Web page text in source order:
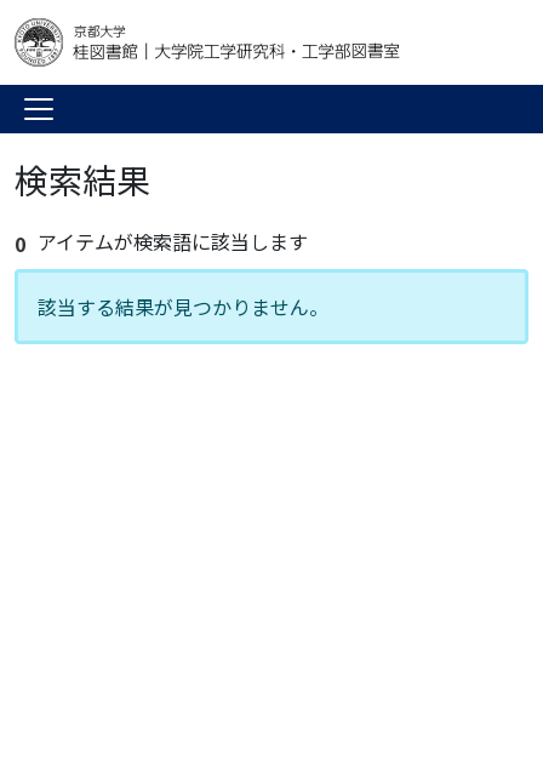
検索結果
0 アイテムが検索語に該当します
該当する結果が見つかりません。